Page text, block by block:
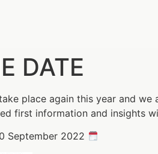
DATE
place again this year and
first information and insights
September 2022